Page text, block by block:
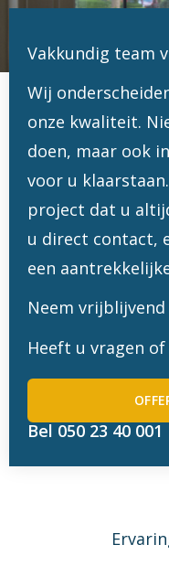
Vakkundig team
Wij
onze kwaliteit.
doen, maar ook
voor u
project dat u
u direct contact,
een
Neem
Heeft u vragen
Bel 050 23 40 001